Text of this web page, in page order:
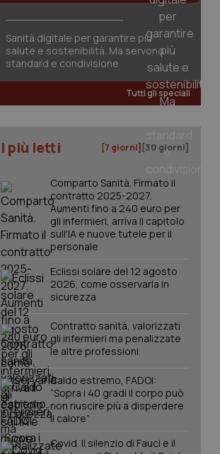
Sanità digitale per garantire più
salute e sostenibilità. Ma servono
standard e condivisione
Tutti gli speciali
I più letti [7 giorni] [30 giorni]
Comparto Sanità. Firmato il
contratto 2025-2027.
Aumenti fino a 240 euro per
gli infermieri, arriva il capitolo
sull'IA e nuove tutele per il
personale
Eclissi solare del 12 agosto
2026, come osservarla in
sicurezza
Contratto sanità, valorizzati
gli infermieri ma penalizzate
le altre professioni
Caldo estremo, FADOI:
“Sopra i 40 gradi il corpo può
non riuscire più a disperdere
il calore”
Covid. Il silenzio di Fauci e il